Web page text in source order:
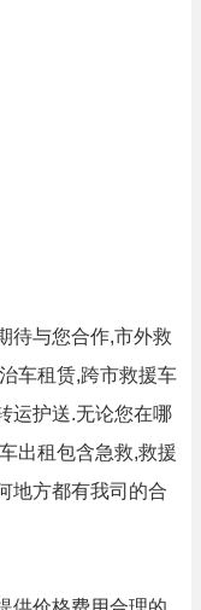
待与您合作,市外救
车租赁,跨市救援车
运护送.无论您在哪
出租包含急救,救援
地方都有我司的合